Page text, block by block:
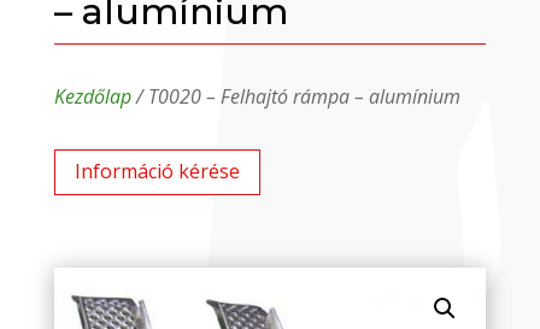
– alumínium
Kezdőlap/ T0020 – Felhajtó rámpa – alumínium
Információ kérése